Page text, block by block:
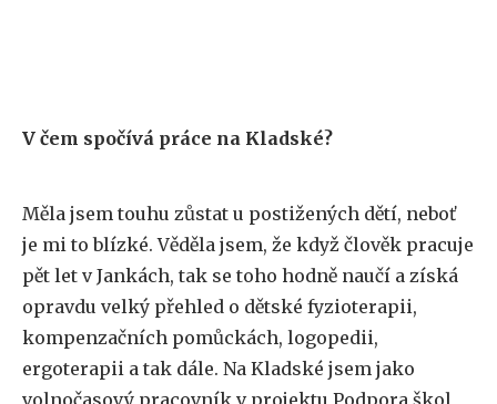
V čem spočívá práce na Kladské?
Měla jsem touhu zůstat u postižených dětí, neboť
je mi to blízké. Věděla jsem, že když člověk pracuje
pět let v Jankách, tak se toho hodně naučí a získá
opravdu velký přehled o dětské fyzioterapii,
kompenzačních pomůckách, logopedii,
ergoterapii a tak dále. Na Kladské jsem jako
volnočasový pracovník v projektu Podpora škol